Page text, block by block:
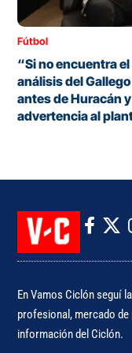
Fútbol
“Si no encuentra
análisis del
antes de Huracán
advertencia al
En Vamos Ciclón seguí
profesional, mercado
información del Ciclón.